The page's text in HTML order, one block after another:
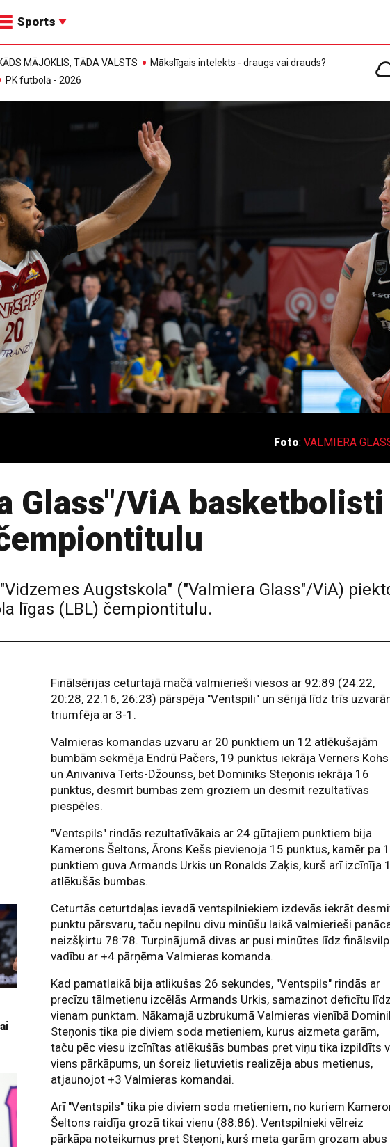
Sports
MĀJOKLIS, TĀDA VALSTS
Mākslīgais intelekts - draugs vai drauds?
PK futbolā - 2026
Foto: VALMIERA
Glass"/ViA
Augstskola" ("Valmiera Glass"/ViA)
līgas (LBL) čempiontitulu.
Finālsērijas ceturtajā mačā valmierieši viesos ar 92:89 (24:22,
20:28, 22:16, 26:23) pārspēja "Ventspili" un sērijā līdz trīs
triumfēja ar 3-1.
Valmieras komandas uzvaru ar 20 punktiem un 12 atlēkušajām
bumbām sekmēja Endrū Pačers, 19 punktus iekrāja Verners Kohs
un Anivaniva Teits-Džounss, bet Dominiks Steņonis iekrāja 16
punktus, desmit bumbas zem groziem un desmit rezultatīvas
piespēles.
"Ventspils" rindās rezultatīvākais ar 24 gūtajiem punktiem bija
Kamerons Šeltons, Ārons Kešs pievienoja 15 punktus, kamēr pa
punktiem guva Armands Urkis un Ronalds Zaķis, kurš arī izcīnīja
atlēkušās bumbas.
Ceturtās ceturtdaļas ievadā ventspilniekiem izdevās iekrāt
punktu pārsvaru, taču nepilnu divu minūšu laikā valmierieši
neizšķirtu 78:78. Turpinājumā divas ar pusi minūtes līdz
vadību ar +4 pārņēma Valmieras komanda.
Kad pamatlaikā bija atlikušas 26 sekundes, "Ventspils" rindās ar
precīzu tālmetienu izcēlās Armands Urkis, samazinot deficītu
vienam punktam. Nākamajā uzbrukumā Valmieras vienībā
Steņonis tika pie diviem soda metieniem, kurus aizmeta garām,
taču pēc viesu izcīnītas atlēkušās bumbas pret viņu tika izpildīts
viens pārkāpums, un šoreiz lietuvietis realizēja abus metienus,
atjaunojot +3 Valmieras komandai.
Arī "Ventspils" tika pie diviem soda metieniem, no kuriem
Šeltons raidīja grozā tikai vienu (88:86). Ventspilnieki vēlreiz
pārkāpa noteikumus pret Steņoni, kurš meta garām grozam abus